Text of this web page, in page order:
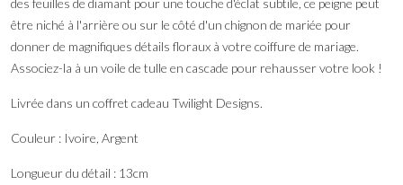
être niché à l'arrière ou sur le côté d'un chignon de mariée pour
donner de magnifiques détails floraux à votre coiffure de mariage.
Associez-la à un voile de tulle en cascade pour rehausser votre look !
Livrée dans un coffret cadeau Twilight Designs.
Couleur : Ivoire, Argent
Longueur du détail : 13cm